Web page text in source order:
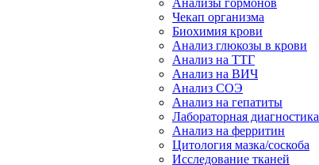
Анализы гормонов
Чекап организма
Биохимия крови
Анализ глюкозы в крови
Анализ на ТТГ
Анализ на ВИЧ
Анализ СОЭ
Анализ на гепатиты
Лабораторная диагностика
Анализ на ферритин
Цитология мазка/соскоба
Исследование тканей